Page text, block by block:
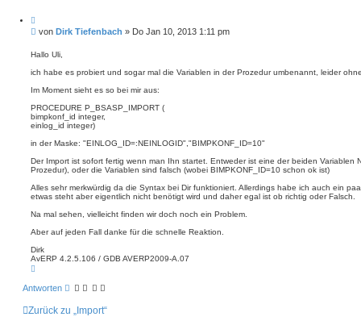
i
t
e
e
B
i
r
a
von Dirk Tiefenbach » Do Jan 10, 2013 1:11 pm
Hallo Uli,
ich habe es probiert und sogar mal die Variablen in der Prozedur umbenannt, leider
Im Moment sieht es so bei mir aus:
PROCEDURE P_BSASP_IMPORT (
bimpkonf_id integer,
einlog_id integer)
in der Maske: "EINLOG_ID=:NEINLOGID","BIMPKONF_ID=10"
Der Import ist sofort fertig wenn man Ihn startet. Entweder ist eine der beiden Variablen
Prozedur), oder die Variablen sind falsch (wobei BIMPKONF_ID=10 schon ok ist)
Alles sehr merkwürdig da die Syntax bei Dir funktioniert. Allerdings habe ich auch ein
etwas steht aber eigentlich nicht benötigt wird und daher egal ist ob richtig oder Falsch.
Na mal sehen, vielleicht finden wir doch noch ein Problem.
Aber auf jeden Fall danke für die schnelle Reaktion.
Dirk
AvERP 4.2.5.106 / GDB AVERP2009-A.07
h
b
Antworten
Zurück zu „Import“